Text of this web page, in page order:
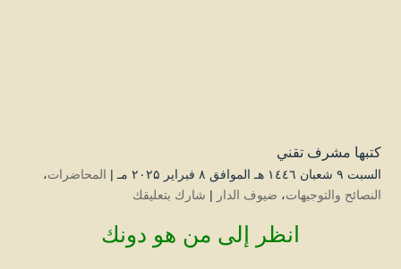
كتبها مشرف تقني
السبت ۹ شعبان ۱٤٤٦ هـ الموافق ۸ فبراير ۲۰۲۵ مـ | المحاضرات،
النصائح والتوجيهات، ضيوف الدار | شارك بتعليقك
انظر إلى من هو دونك